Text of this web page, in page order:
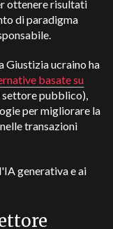
ottenere risultati
di paradigma
Giustizia ucraino ha
basate su
pubblico),
per migliorare la
transazioni
generativa e ai